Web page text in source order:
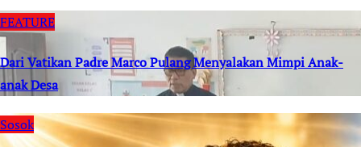
FEATURE
Dari Vatikan Padre Marco Pulang Menyalakan Mimpi Anak-
anak Desa
Sosok